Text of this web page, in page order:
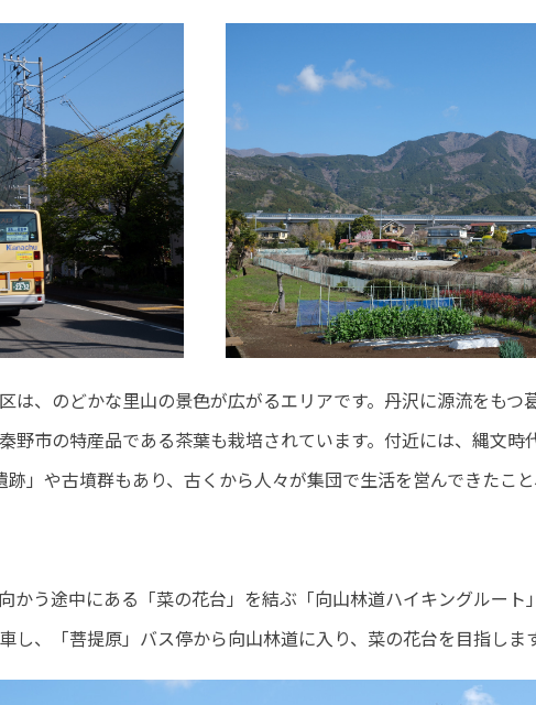
は、のどかな里山の景色が広がるエリアです。丹沢に源流をもつ
野市の特産品である茶葉も栽培されています。付近には、縄文時
」や古墳群もあり、古くから人々が集団で生活を営んできたこ
かう途中にある「菜の花台」を結ぶ「向山林道ハイキングルート
し、「菩提原」バス停から向山林道に入り、菜の花台を目指します